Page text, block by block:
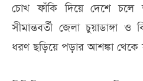
চোখ ফাঁকি দিয়ে দেশে
সীমান্তবর্তী জেলা চুয়াডাঙ্গা
ধরণ ছড়িয়ে পড়ার আশঙ্কা থেকে